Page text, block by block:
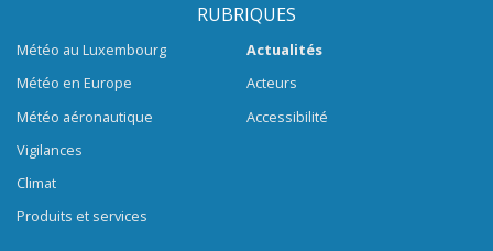
RUBRIQUES
Météo au Luxembourg
Météo en Europe
Météo aéronautique
Vigilances
Climat
Produits et services
Actualités
Acteurs
Accessibilité